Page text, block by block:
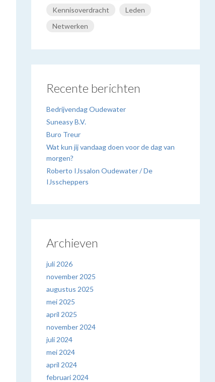
Kennisoverdracht
Leden
Netwerken
Recente berichten
Bedrijvendag Oudewater
Suneasy B.V.
Buro Treur
Wat kun jij vandaag doen voor de dag van
morgen?
Roberto IJssalon Oudewater / De
IJsscheppers
Archieven
juli 2026
november 2025
augustus 2025
mei 2025
april 2025
november 2024
juli 2024
mei 2024
april 2024
februari 2024